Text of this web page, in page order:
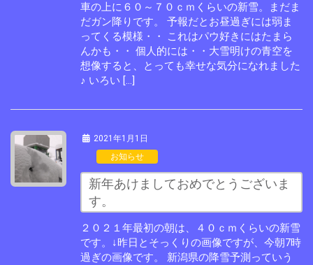
車の上に６０～７０ｃｍくらいの新雪。まだま
だガン降りです。 予報だとお昼過ぎには弱ま
ってくる模様・・ これはパウ好きにはたまら
んかも・・ 個人的には・・大雪明けの青空を
想像すると、とっても幸せな気分になれました
♪ いろい […]
2021年1月1日
お知らせ
新年あけましておめでとうございま
す。
２０２１年最初の朝は、４０ｃｍくらいの新雪
です。↓昨日とそっくりの画像ですが、今朝7時
過ぎの画像です。 新潟県の降雪予測っていう